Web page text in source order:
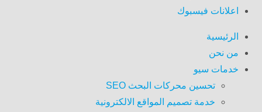
اعلانات فيسبوك
الرئيسية
من نحن
خدمات سيو
تحسين محركات البحث SEO
خدمة تصميم المواقع الالكترونية